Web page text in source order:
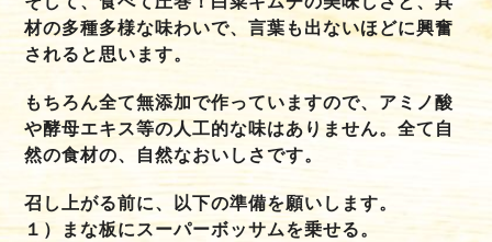
材の多種多様な味わいで、言葉も出ないほどに興奮
されると思います。
もちろん全て無添加で作っていますので、アミノ酸
や酵母エキス等の人工的な味はありません。全て自
然の食材の、自然なおいしさです。
召し上がる前に、以下の準備を願いします。
１）まな板にスーパーボッサムを乗せる。